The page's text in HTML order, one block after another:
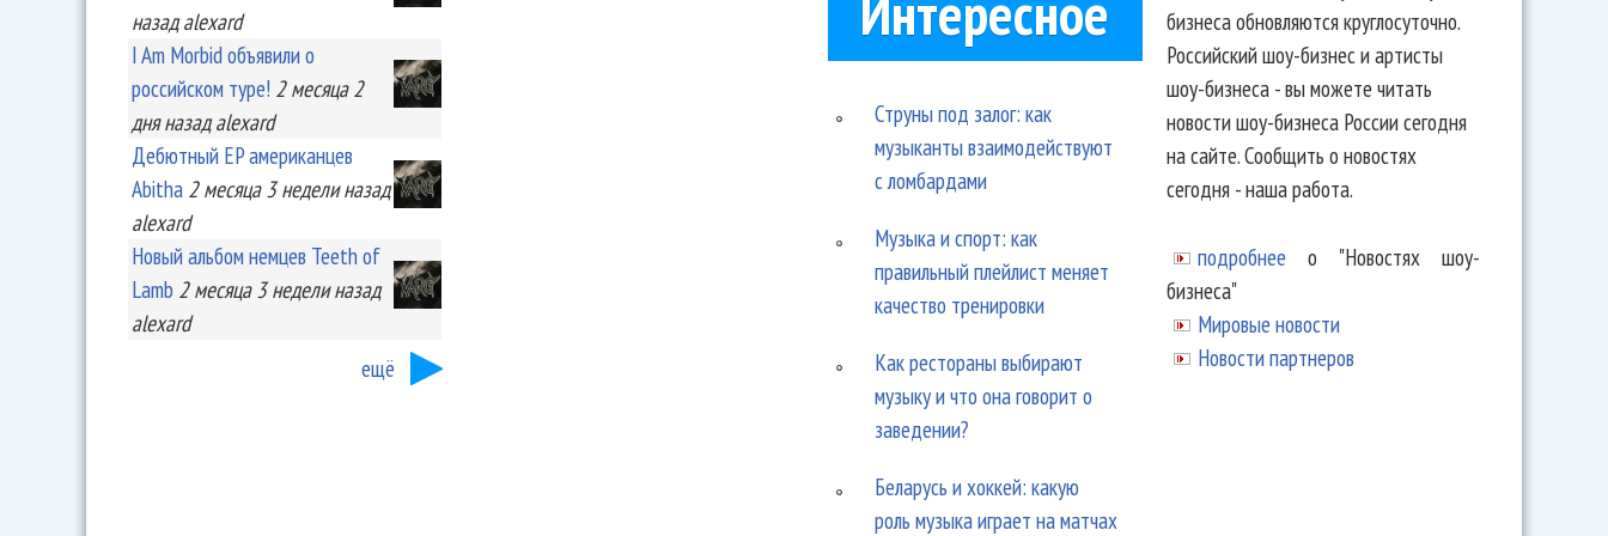
назад alexard
I Am Morbid объявили о
российском туре! 2 месяца 2
дняназад alexard
Дебютный EP американцев
Abitha 2 месяца 3 неделиназад
alexard
Новый альбом немцев Teeth of
Lamb 2 месяца 3 неделиназад
alexard
ещё
Струны под залог: как
музыканты взаимодействуют
с ломбардами
Музыка и спорт: как
правильный плейлист меняет
качество тренировки
Как рестораны выбирают
музыку и что она говорит о
заведении?
Беларусь и хоккей: какую
роль музыка играет на матчах
бизнеса обновляются круглосуточно.
Российский шоу-бизнес и артисты
шоу-бизнеса - вы можете читать
новости шоу-бизнеса России сегодня
на сайте. Сообщить о новостях
сегодня - наша работа.
подробнее о "Новостях шоу-
бизнеса"
Мировые новости
Новости партнеров